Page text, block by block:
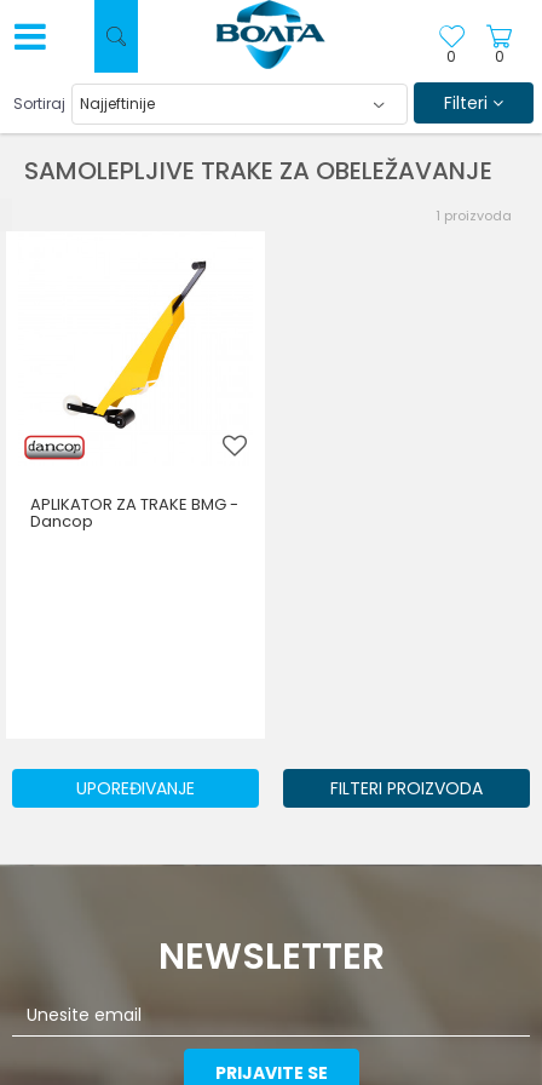
0
0
SAMOLEPLJIVE TRAKE ZA OBELEŽAVANJE
Sortiraj Filteri
1 proizvoda
APLIKATOR ZA TRAKE BMG -
Dancop
UPOREĐIVANJE FILTERI PROIZVODA
NEWSLETTER
PRIJAVITE SE